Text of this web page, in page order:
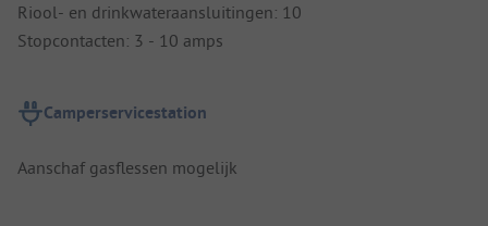
Riool- en drinkwateraansluitingen: 10
Stopcontacten: 3 - 10 amps
Camperservicestation
Aanschaf gasflessen mogelijk